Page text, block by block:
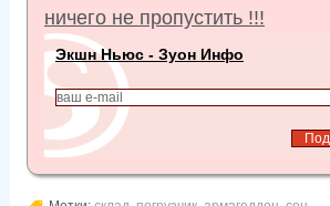
ничего не пропустить !!!
Экшн Ньюс - Зуон Инфо